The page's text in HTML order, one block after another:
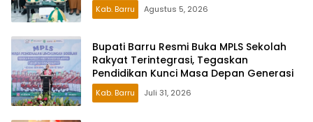
Kab. Barru Agustus 5, 2026
Bupati Barru Resmi Buka MPLS Sekolah
Rakyat Terintegrasi, Tegaskan
Pendidikan Kunci Masa Depan Generasi
Kab. Barru Juli 31, 2026